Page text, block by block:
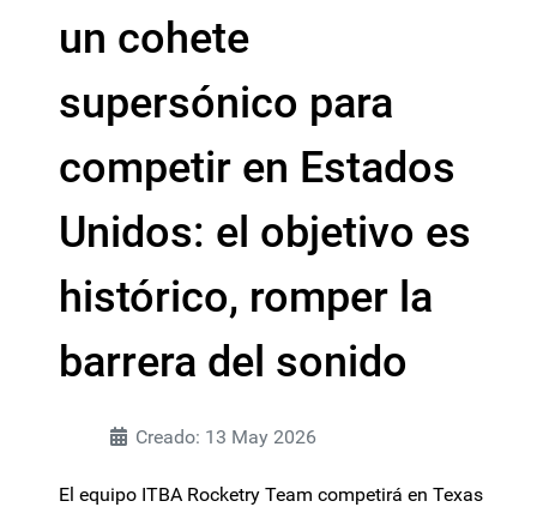
un cohete
supersónico para
competir en Estados
Unidos: el objetivo es
histórico, romper la
barrera del sonido
Creado: 13 May 2026
El equipo ITBA Rocketry Team competirá en Texas